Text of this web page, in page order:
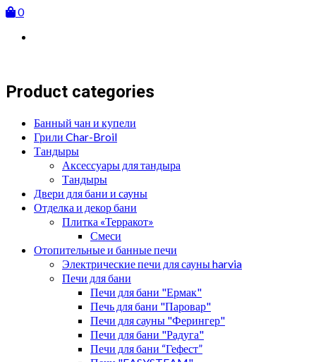
0
Product categories
Банный чан и купели
Грили Char-Broil
Тандыры
Аксессуары для тандыра
Тандыры
Двери для бани и сауны
Отделка и декор бани
Плитка «Терракот»
Смеси
Отопительные и банные печи
Электрические печи для сауны harvia
Печи для бани
Печи для бани "Ермак"
Печь для бани "Паровар"
Печи для сауны "Ферингер"
Печи для бани "Радуга"
Печи для бани “Гефест”